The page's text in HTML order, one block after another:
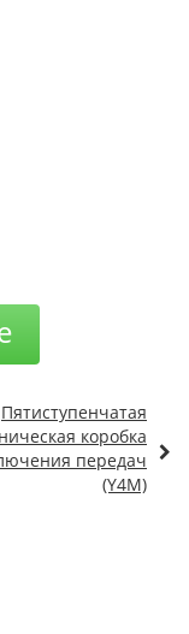
Пятиступенчатая
коробка
передач
(Y4M)